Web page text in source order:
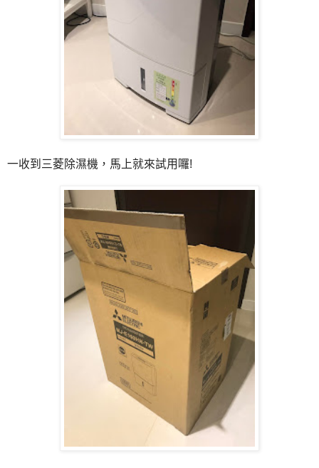
一收到三菱除濕機，馬上就來試用囉!